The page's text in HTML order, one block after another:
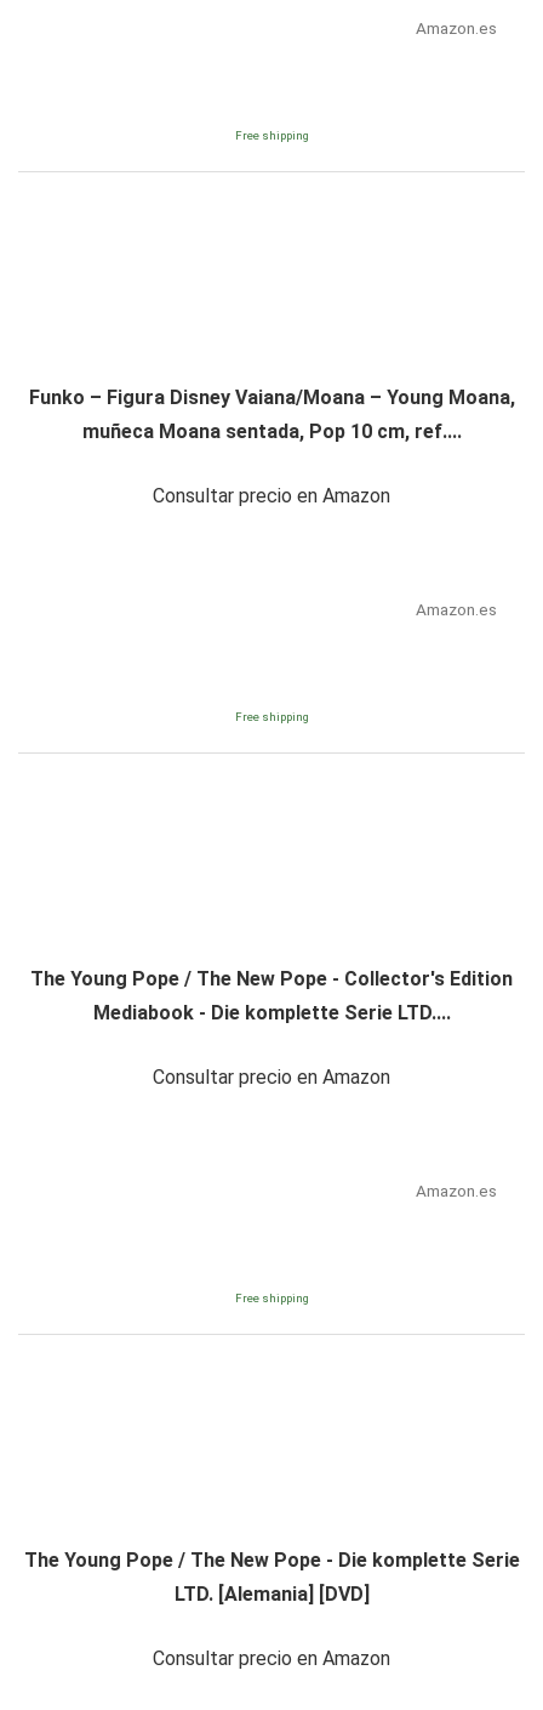
Amazon.es
Free shipping
Funko – Figura Disney Vaiana/Moana – Young Moana,
muñeca Moana sentada, Pop 10 cm, ref....
Consultar precio en Amazon
Amazon.es
Free shipping
The Young Pope / The New Pope - Collector's Edition
Mediabook - Die komplette Serie LTD....
Consultar precio en Amazon
Amazon.es
Free shipping
The Young Pope / The New Pope - Die komplette Serie
LTD. [Alemania] [DVD]
Consultar precio en Amazon